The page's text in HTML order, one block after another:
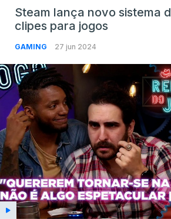
Steam lança novo sistema
clipes para jogos
GAMING 27 jun 2024